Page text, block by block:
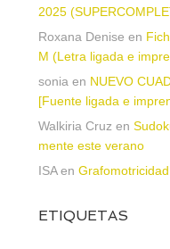
2025
Roxana Denise en
M (Letra ligada e
sonia en NUEVO
[Fuente ligada e
Walkiria Cruz en
mente este verano
ISAen
ETIQUETAS